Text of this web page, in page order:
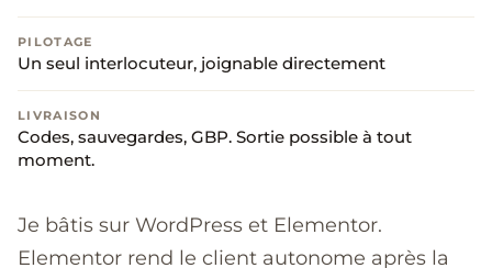
PILOTAGE
Un seul interlocuteur, joignable directement
LIVRAISON
Codes, sauvegardes, GBP. Sortie possible à tout
moment.
Je bâtis sur WordPress et Elementor.
Elementor rend le client autonome après la